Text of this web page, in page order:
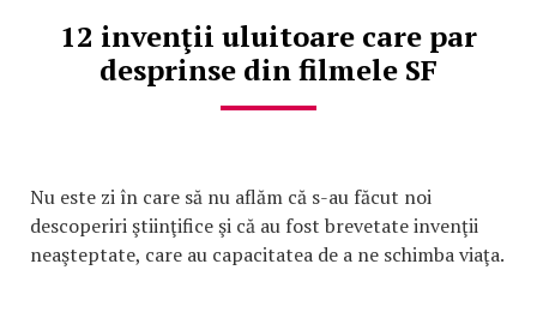
12 invenţii uluitoare care par
desprinse din filmele SF
Nu este zi în care să nu aflăm că s-au făcut noi
descoperiri ştiinţifice şi că au fost brevetate invenţii
neaşteptate, care au capacitatea de a ne schimba viaţa.